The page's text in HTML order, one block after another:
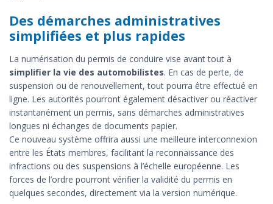
Des démarches administratives
simplifiées et plus rapides
La numérisation du permis de conduire vise avant tout à
simplifier la vie des automobilistes. En cas de perte, de
suspension ou de renouvellement, tout pourra être effectué en
ligne. Les autorités pourront également désactiver ou réactiver
instantanément un permis, sans démarches administratives
longues ni échanges de documents papier.
Ce nouveau système offrira aussi une meilleure interconnexion
entre les États membres, facilitant la reconnaissance des
infractions ou des suspensions à l’échelle européenne. Les
forces de l’ordre pourront vérifier la validité du permis en
quelques secondes, directement via la version numérique.